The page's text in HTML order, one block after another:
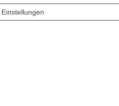
*inkl. ges. MwSt.zzgl.Versandkosten
Einstellungen